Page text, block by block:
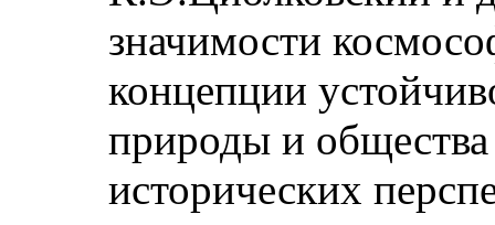
значимости
концепции
природы и
исторических